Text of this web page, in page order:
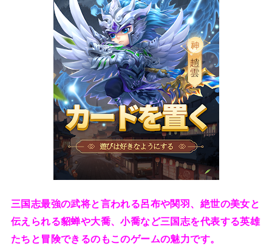
三国志最強の武将と言われる呂布や関羽、絶世の美女と
伝えられる貂蝉や大喬、小喬など三国志を代表する英雄
たちと冒険できるのもこのゲームの魅力です。